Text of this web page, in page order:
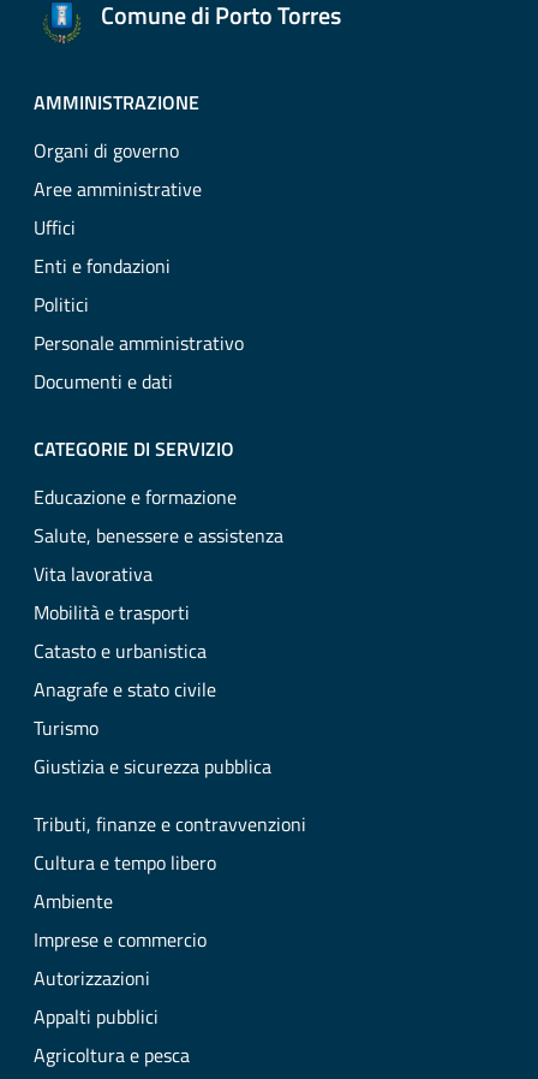
Comune di Porto Torres
AMMINISTRAZIONE
Organi di governo
Aree amministrative
Uffici
Enti e fondazioni
Politici
Personale amministrativo
Documenti e dati
CATEGORIE DI SERVIZIO
Educazione e formazione
Salute, benessere e assistenza
Vita lavorativa
Mobilità e trasporti
Catasto e urbanistica
Anagrafe e stato civile
Turismo
Giustizia e sicurezza pubblica
Tributi, finanze e contravvenzioni
Cultura e tempo libero
Ambiente
Imprese e commercio
Autorizzazioni
Appalti pubblici
Agricoltura e pesca